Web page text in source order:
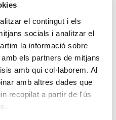
el contingut i els
socials i analitzar el
la informació sobre
els partners de mitjans
amb qui col·laborem. Al
amb altres dades que
recopilat a partir de l'ús
amè, combinat amb un
aquests 30 anys a
posat en relleu que els que
ONCA han pogut
i aquells que no,
molt bona del que és, el
que «no és una
Al seu torn, Jordi
del concert s’ha